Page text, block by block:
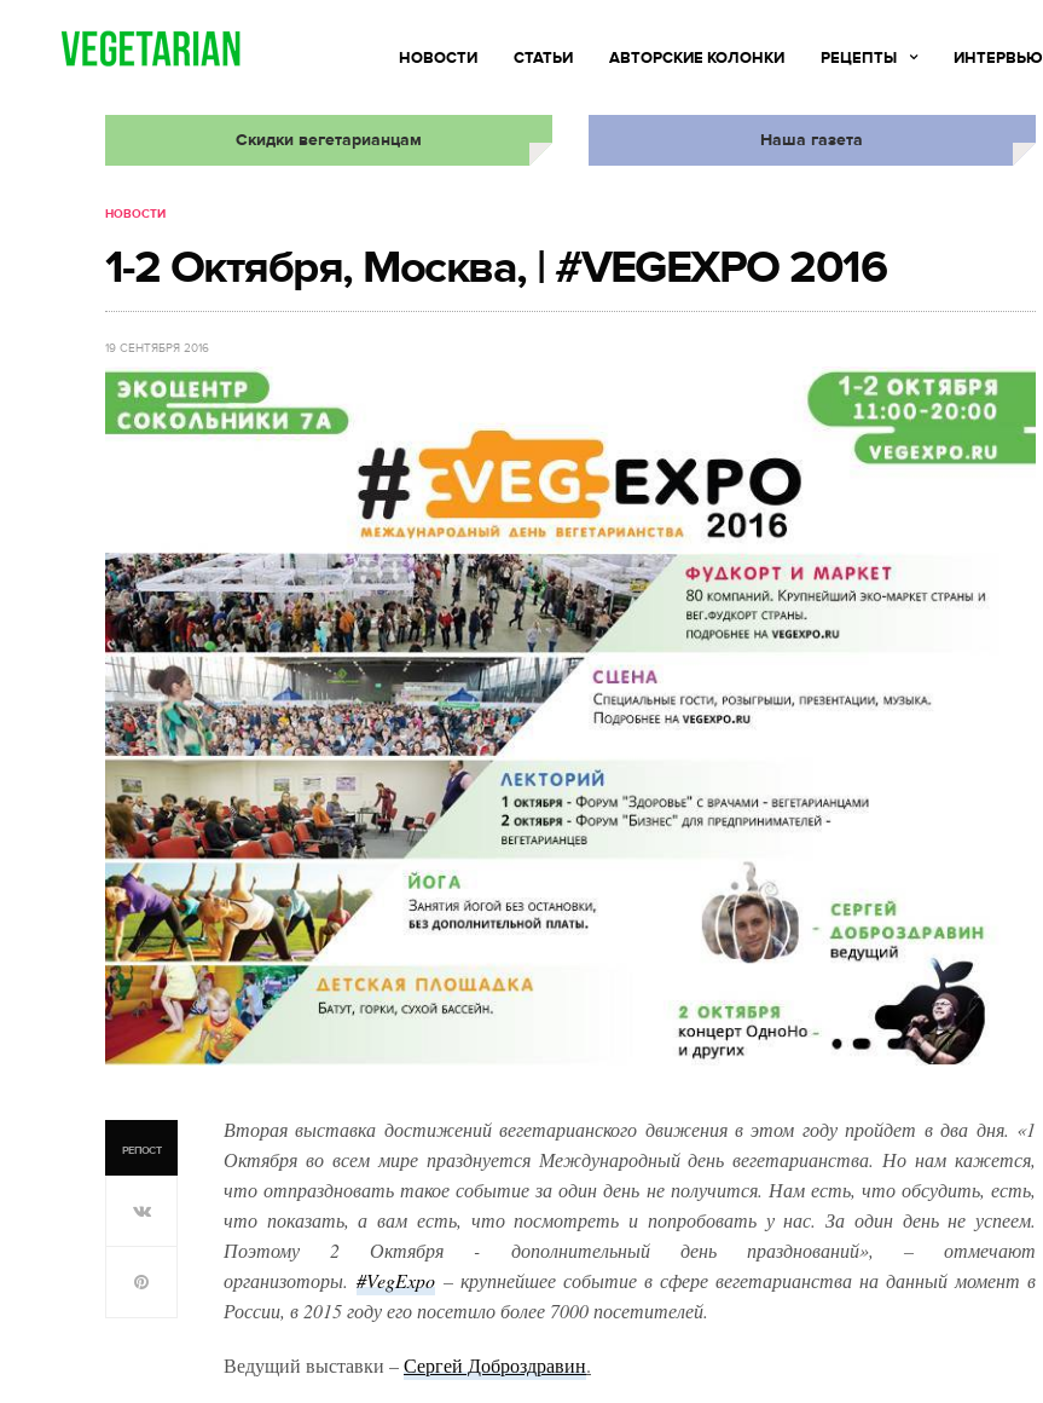
НОВОСТИ СТАТЬИ АВТОРСКИЕ КОЛОНКИ РЕЦЕПТЫ ИНТЕРВЬЮ
Скидки вегетарианцам Наша газета
НОВОСТИ
1-2 Октября, Москва, | #VEGEXPO 2016
19 СЕНТЯБРЯ 2016
РЕПОСТ
Вторая выставка достижений вегетарианского движения в этом году пройдет в два дня. «1
Октября во всем мире празднуется Международный день вегетарианства. Но нам кажется,
что отпраздновать такое событие за один день не получится. Нам есть, что обсудить, есть,
что показать, а вам есть, что посмотреть и попробовать у нас. За один день не успеем.
Поэтому 2 Октября - дополнительный день празднований», – отмечают
организоторы. #VegExpo – крупнейшее событие в сфере вегетарианства на данный момент в
России, в 2015 году его посетило более 7000 посетителей.
Ведущий выставки –Сергей Доброздравин.